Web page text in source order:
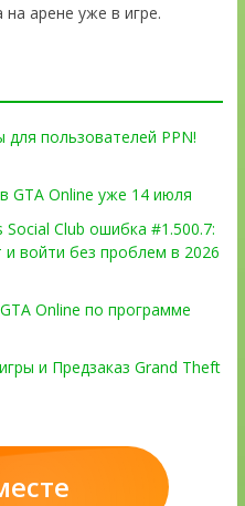
арене уже в игре.
пользователей PPN!
GTA Online уже 14 июля
Social Club ошибка #1.500.7:
и войти без проблем в 2026
Online по программе
и Предзаказ Grand Theft